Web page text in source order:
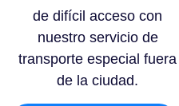
de difícil acceso con
nuestro servicio de
transporte especial fuera
de la ciudad.